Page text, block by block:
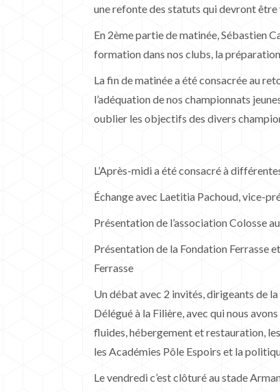
une refonte des statuts qui devront être
En 2ème partie de matinée, Sébastien
formation dans nos clubs, la
La fin de matinée a été consacrée au
l’adéquation de nos championnats
oublier les objectifs des divers
L’Après-midi a été consacré à
Échange avec Laetitia Pachoud, vice-
Présentation de l’association Colosse
Présentation de la Fondation Ferrasse
Ferrasse
Un débat avec 2 invités, dirigeants de
Délégué à la Filière, avec qui nous
fluides, hébergement et restauration,
les Académies Pôle Espoirs et la
Le vendredi c’est clôturé au stade